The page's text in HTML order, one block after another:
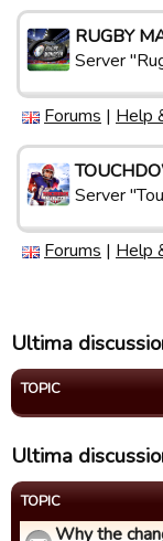
RUGBY
Server
Forums | Help
Server
Forums | Help
Ultima
TOPIC
Ultima
TOPIC
Why the